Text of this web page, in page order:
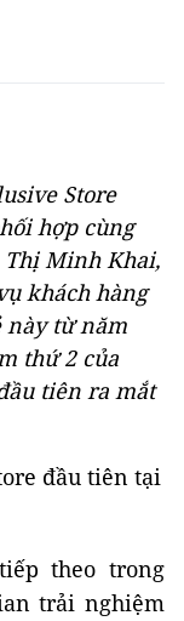
Store
hợp cùng
Thị Minh Khai,
khách hàng
này từ năm
thứ 2 của
tiên ra mắt
theo trong
trải nghiệm